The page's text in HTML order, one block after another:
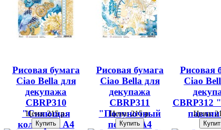
Рисовая бумага
Ciao Bella для
декупажа
CBRP310
"Сияющая
колибри" А4
Цена:215 р.
Рисовая бумага
Ciao Bella для
декупажа
CBRP311
"Полуночный
полёт" А4
Цена:215 р.
Рисовая
Ciao
CBRP312
Цена: